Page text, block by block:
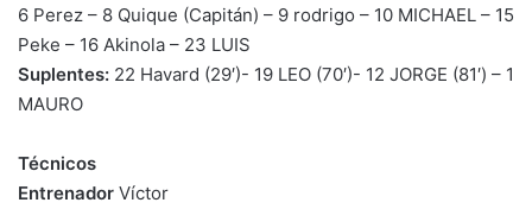
6 Perez – 8 Quique (Capitán) – 9 rodrigo – 10 MICHAEL – 15
Peke – 16 Akinola – 23 LUIS
Suplentes: 22 Havard (29′)- 19 LEO (70′)- 12 JORGE (81′) – 1
MAURO
Técnicos
Entrenador Víctor